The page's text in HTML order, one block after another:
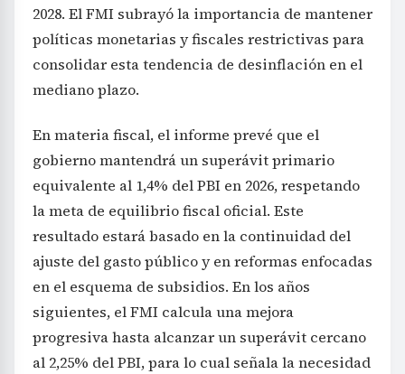
2028. El FMI subrayó la importancia de mantener
políticas monetarias y fiscales restrictivas para
consolidar esta tendencia de desinflación en el
mediano plazo.
En materia fiscal, el informe prevé que el
gobierno mantendrá un superávit primario
equivalente al 1,4% del PBI en 2026, respetando
la meta de equilibrio fiscal oficial. Este
resultado estará basado en la continuidad del
ajuste del gasto público y en reformas enfocadas
en el esquema de subsidios. En los años
siguientes, el FMI calcula una mejora
progresiva hasta alcanzar un superávit cercano
al 2,25% del PBI, para lo cual señala la necesidad